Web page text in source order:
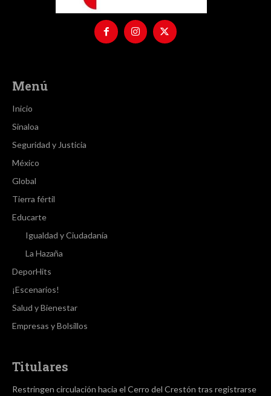
Menú
Inicio
Sinaloa
Seguridad y Justicia
México
Global
Tierra fértil
Educarte
Igualdad y Ciudadanía
La Hazaña
DeporHits
¡Escenarios!
Salud y Bienestar
Empresas y Bolsillos
Titulares
Restringen circulación hacia el Cerro del Crestón tras registrarse